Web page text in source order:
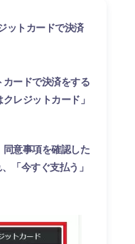
ットカードで決済
ードで決済をする
レジットカード」
意事項を確認した
「今すぐ支払う」